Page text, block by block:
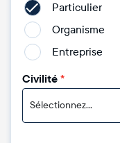
Particulier
Organisme
Entreprise
Civilité*
Sélectionnez...